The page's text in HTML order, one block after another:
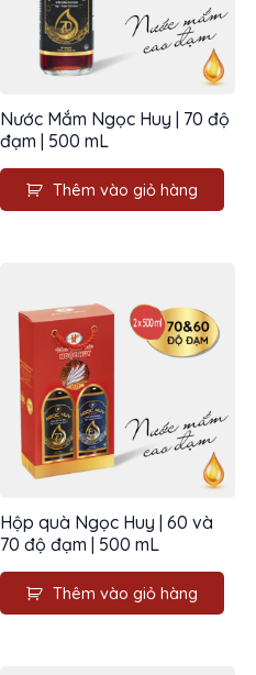
Nước Mắm Ngọc Huy | 70 độ
đạm | 500 mL
Thêm vào giỏ hàng
Hộp quà Ngọc Huy | 60 và
70 độ đạm | 500 mL
Thêm vào giỏ hàng